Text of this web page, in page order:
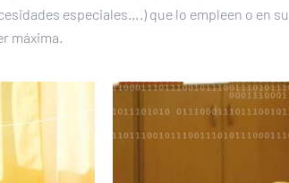
especiales….) que lo empleen o en
máxima.